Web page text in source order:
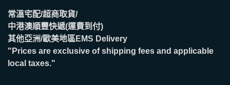
常溫宅配/超商取貨/
中港澳順豐快遞(運費到付)
其他亞洲/歐美地區EMS Delivery
"Prices are exclusive of shipping fees and applicable
local taxes."